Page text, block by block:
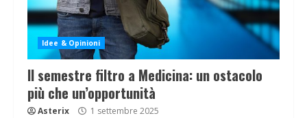
Idee & Opinioni
Il semestre filtro a Medicina: un ostacolo
più che un’opportunità
Asterix 1 settembre 2025